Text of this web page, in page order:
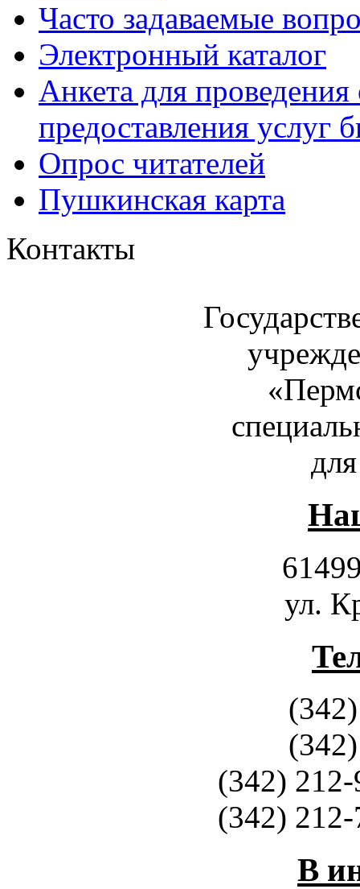
Часто задаваемые
Электронный каталог
Анкета для проведения
предоставления услуг
Опрос читателей
Пушкинская карта
Контакты
ул.
(342)
(342)
В